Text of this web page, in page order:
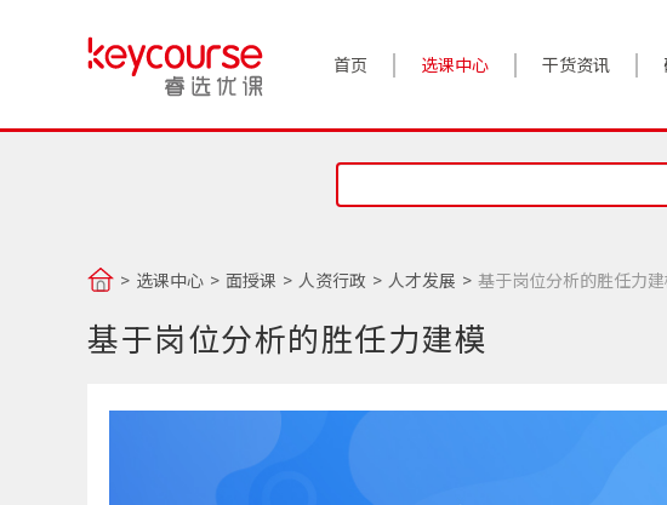
首页 选课中心 干货资讯
案例实践
对话高管
选课中心 面授课 人资行政 人才发展 基于岗位分析的胜任力
基于岗位分析的胜任力建模